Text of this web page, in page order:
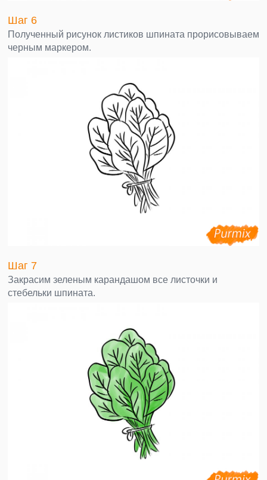
Шаг 6
Полученный рисунок листиков шпината прорисовываем
черным маркером.
Шаг 7
Закрасим зеленым карандашом все листочки и
стебельки шпината.